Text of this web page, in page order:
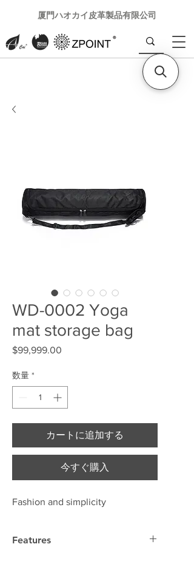
厦門ハオカイ皮革製品有限公司
WD-0002 Yoga
mat storage bag
$99,999.00
数量 *
カートに追加する
今すぐ購入
Fashion and simplicity
Features